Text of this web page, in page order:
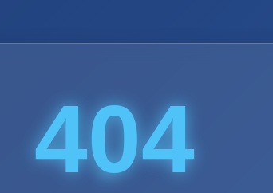
404